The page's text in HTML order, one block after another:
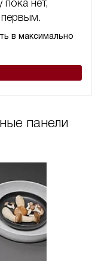
нет,
в максимально
панели